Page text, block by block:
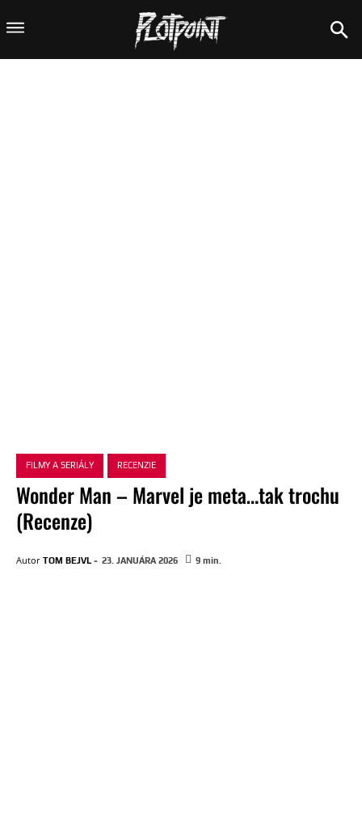
FILMY A SERIÁLY RECENZIE
Wonder Man – Marvel je meta…tak trochu
(Recenze)
Autor TOM BEJVL - 23. JANUÁRA 2026 9 min.